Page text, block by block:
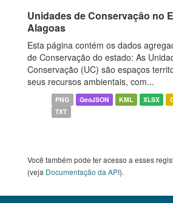
Unidades de Conservação no
Alagoas
Esta página contém os dados
de Conservação do estado: As
Conservação (UC) são espaços
seus recursos ambientais, com...
PNG GeoJSON KML XLSX
TXT
Você também pode ter acesso a esses
(veja Documentação da API).